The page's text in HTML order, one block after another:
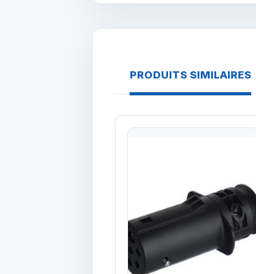
PRODUITS SIMILAIRES